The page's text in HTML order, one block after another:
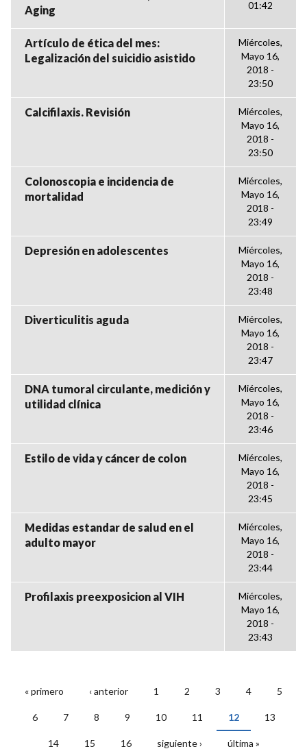
Aging
01:42
Artículo de ética del mes:
Legalización del suicidio asistido
Miércoles,
Mayo 16,
2018 -
23:50
Calcifilaxis. Revisión
Miércoles,
Mayo 16,
2018 -
23:50
Colonoscopia e incidencia de
mortalidad
Miércoles,
Mayo 16,
2018 -
23:49
Depresión en adolescentes
Miércoles,
Mayo 16,
2018 -
23:48
Diverticulitis aguda
Miércoles,
Mayo 16,
2018 -
23:47
DNA tumoral circulante, medición y
utilidad clínica
Miércoles,
Mayo 16,
2018 -
23:46
Estilo de vida y cáncer de colon
Miércoles,
Mayo 16,
2018 -
23:45
Medidas estandar de salud en el
adulto mayor
Miércoles,
Mayo 16,
2018 -
23:44
Profilaxis preexposicion al VIH
Miércoles,
Mayo 16,
2018 -
23:43
PÁGINAS
« primero ‹ anterior 1 2 3 4 5
6 7 8 9 10 11 12 13
14 15 16 siguiente › última »